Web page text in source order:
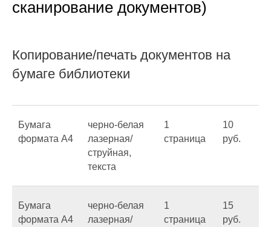
сканирование документов)
Копирование/печать документов на
бумаге библиотеки
Бумага
формата А4
черно-белая
лазерная/
струйная,
текста
1
страница
10
руб.
Бумага
формата А4
черно-белая
лазерная/
1
страница
15
руб.